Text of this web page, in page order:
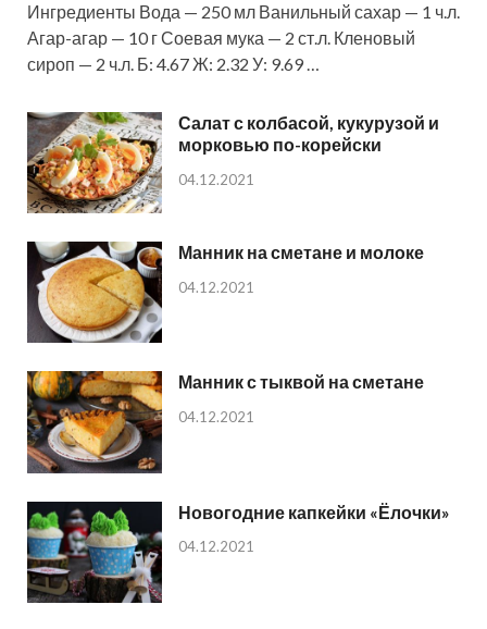
Ингредиенты Вода — 250 мл Ванильный сахар — 1 ч.л.
Агар-агар — 10 г Соевая мука — 2 ст.л. Кленовый
сироп — 2 ч.л. Б: 4.67 Ж: 2.32 У: 9.69 …
Салат с колбасой, кукурузой и
морковью по-корейски
04.12.2021
Манник на сметане и молоке
04.12.2021
Манник с тыквой на сметане
04.12.2021
Новогодние капкейки «Ёлочки»
04.12.2021